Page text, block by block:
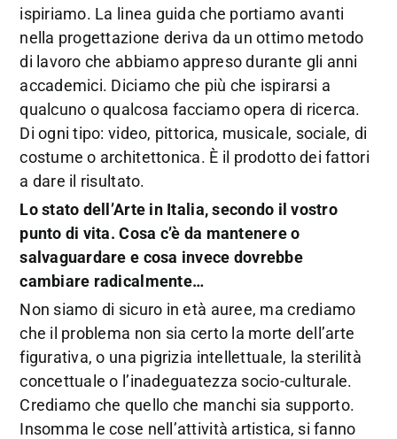
ispiriamo. La linea guida che portiamo avanti
nella progettazione deriva da un ottimo metodo
di lavoro che abbiamo appreso durante gli anni
accademici. Diciamo che più che ispirarsi a
qualcuno o qualcosa facciamo opera di ricerca.
Di ogni tipo: video, pittorica, musicale, sociale, di
costume o architettonica. È il prodotto dei fattori
a dare il risultato.
Lo stato dell’Arte in Italia, secondo il vostro
punto di vita. Cosa c’è da mantenere o
salvaguardare e cosa invece dovrebbe
cambiare radicalmente…
Non siamo di sicuro in età auree, ma crediamo
che il problema non sia certo la morte dell’arte
figurativa, o una pigrizia intellettuale, la sterilità
concettuale o l’inadeguatezza socio-culturale.
Crediamo che quello che manchi sia supporto.
Insomma le cose nell’attività artistica, si fanno